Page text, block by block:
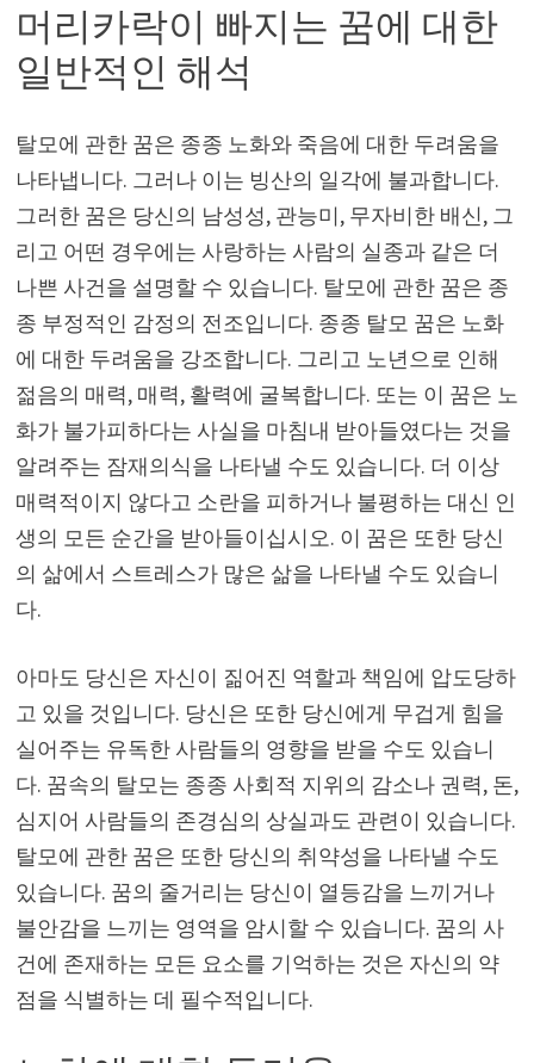
머리카락이 빠지는 꿈에 대한
일반적인 해석
탈모에 관한 꿈은 종종 노화와 죽음에 대한 두려움을
나타냅니다. 그러나 이는 빙산의 일각에 불과합니다.
그러한 꿈은 당신의 남성성, 관능미, 무자비한 배신, 그
리고 어떤 경우에는 사랑하는 사람의 실종과 같은 더
나쁜 사건을 설명할 수 있습니다. 탈모에 관한 꿈은 종
종 부정적인 감정의 전조입니다. 종종 탈모 꿈은 노화
에 대한 두려움을 강조합니다. 그리고 노년으로 인해
젊음의 매력, 매력, 활력에 굴복합니다. 또는 이 꿈은 노
화가 불가피하다는 사실을 마침내 받아들였다는 것을
알려주는 잠재의식을 나타낼 수도 있습니다. 더 이상
매력적이지 않다고 소란을 피하거나 불평하는 대신 인
생의 모든 순간을 받아들이십시오. 이 꿈은 또한 당신
의 삶에서 스트레스가 많은 삶을 나타낼 수도 있습니
다.
아마도 당신은 자신이 짊어진 역할과 책임에 압도당하
고 있을 것입니다. 당신은 또한 당신에게 무겁게 힘을
실어주는 유독한 사람들의 영향을 받을 수도 있습니
다. 꿈속의 탈모는 종종 사회적 지위의 감소나 권력, 돈,
심지어 사람들의 존경심의 상실과도 관련이 있습니다.
탈모에 관한 꿈은 또한 당신의 취약성을 나타낼 수도
있습니다. 꿈의 줄거리는 당신이 열등감을 느끼거나
불안감을 느끼는 영역을 암시할 수 있습니다. 꿈의 사
건에 존재하는 모든 요소를 기억하는 것은 자신의 약
점을 식별하는 데 필수적입니다.